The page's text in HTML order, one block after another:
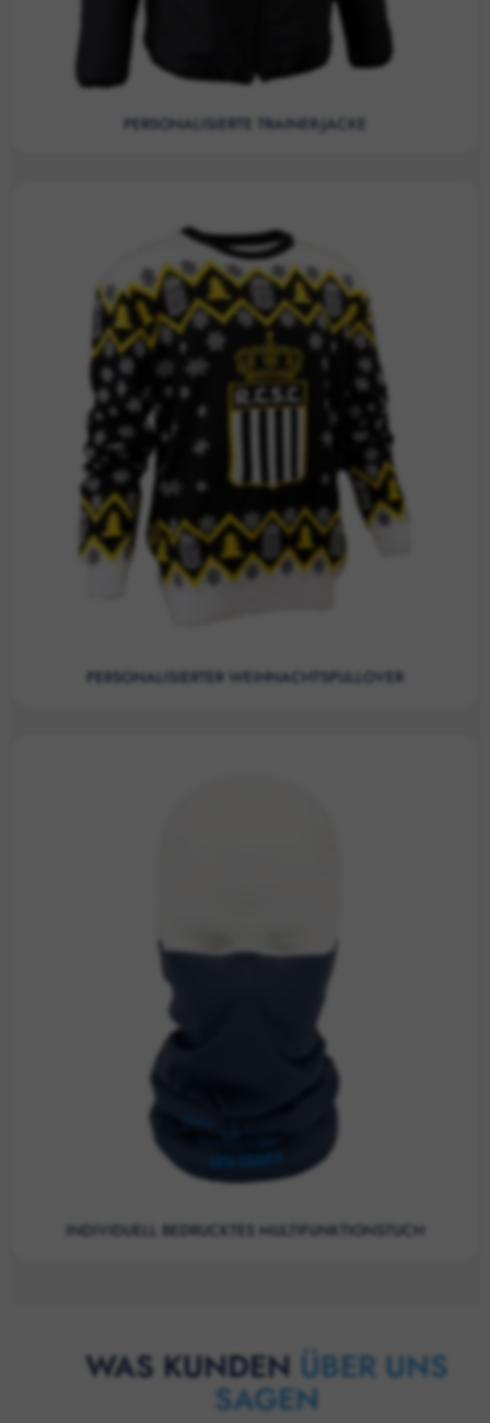
PERSONALISIERTE TRAINER-JACKE
PERSONALISIERTER WEIHNACHTSPULLOVER
INDIVIDUELL BEDRUCKTES MULTIFUNKTIONSTUCH
WAS KUNDEN ÜBER UNS
SAGEN